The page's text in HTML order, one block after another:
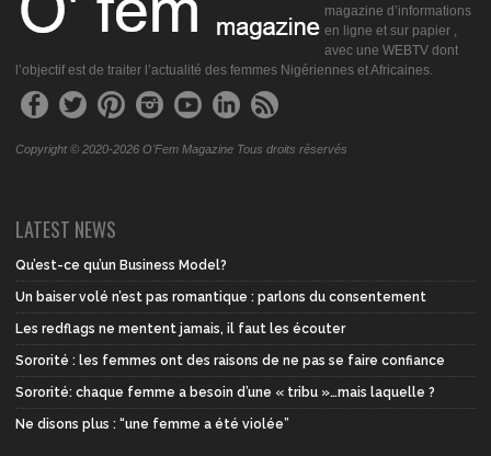
magazine d’informations
en ligne et sur papier ,
avec une WEBTV dont
l’objectif est de traiter l’actualité des femmes Nigériennes et Africaines.
Copyright © 2020-2026 O'Fem Magazine Tous droits réservés
LATEST NEWS
Qu’est-ce qu’un Business Model?
Un baiser volé n’est pas romantique : parlons du consentement
Les redflags ne mentent jamais, il faut les écouter
Sororité : les femmes ont des raisons de ne pas se faire confiance
Sororité: chaque femme a besoin d’une « tribu »…mais laquelle ?
Ne disons plus : “une femme a été violée”